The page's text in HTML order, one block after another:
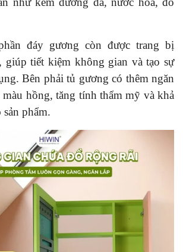
đáy gương còn được trang bị
giúp tiết kiệm không gian và tạo sự
Bên phải tủ gương có thêm ngăn
hồng, tăng tính thẩm mỹ và khả
phẩm.